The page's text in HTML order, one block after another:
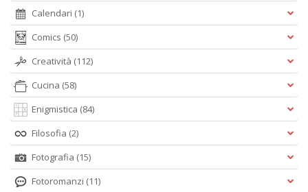
Calendari (1)
Comics (50)
Creatività (112)
Cucina (58)
Enigmistica (84)
Filosofia (2)
Fotografia (15)
Fotoromanzi (11)